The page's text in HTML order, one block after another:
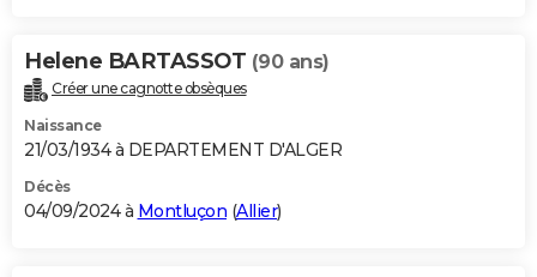
Carte de Noël
Carte Bonne année
Carte Saint-Valentin
Carte Pâques
Carte d'anniversaire
DICTIONNAIRE
Dictionnaire
Biographies
Citations
Expressions
Proverbes
PROGRAMME TV
S'inscrire
Se connecter
Lycées
Collèges
Primaires
Universités
Entreprises
Service militaire
Avis de recherche
AVIS DE DÉCÈS
Helene BARTASSOT (90 ans)
Créer une cagnotte obsèques
Naissance
21/03/1934 à DEPARTEMENT D'ALGER
Décès
04/09/2024 à Montluçon (Allier)